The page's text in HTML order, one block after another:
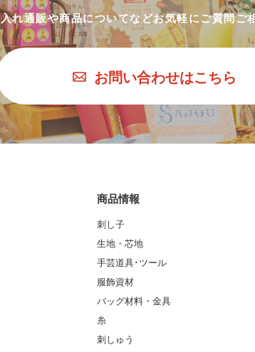
れ通販や商品についてなどお気軽にご質問ご
お問い合わせはこちら
商品情報
刺し子
生地・芯地
手芸道具･ツール
服飾資材
バッグ材料・金具
糸
刺しゅう